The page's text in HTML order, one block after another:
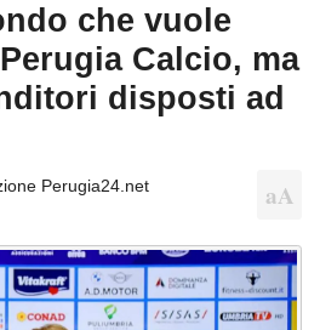
che vuole
Calcio, ma
disposti ad
Perugia24.net